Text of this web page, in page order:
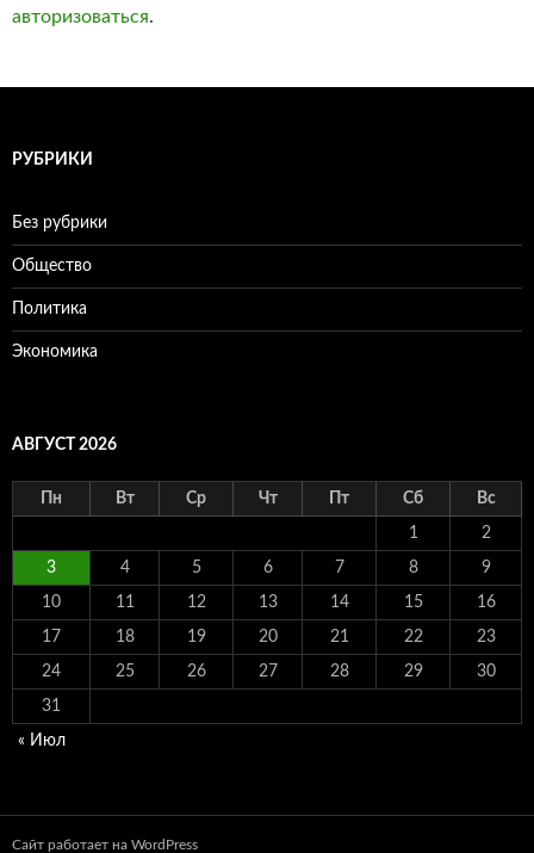
авторизоваться.
РУБРИКИ
Без рубрики
Общество
Политика
Экономика
АВГУСТ 2026
Пн Вт Ср Чт Пт Сб Вс
1 2
3 4 5 6 7 8 9
10 11 12 13 14 15 16
17 18 19 20 21 22 23
24 25 26 27 28 29 30
31
« Июл
Сайт работает на WordPress